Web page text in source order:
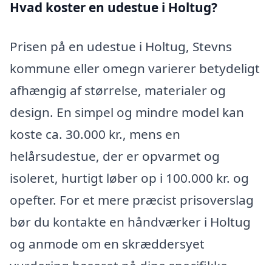
Hvad koster en udestue i Holtug?
Prisen på en udestue i Holtug, Stevns
kommune eller omegn varierer betydeligt
afhængig af størrelse, materialer og
design. En simpel og mindre model kan
koste ca. 30.000 kr., mens en
helårsudestue, der er opvarmet og
isoleret, hurtigt løber op i 100.000 kr. og
opefter. For et mere præcist prisoverslag
bør du kontakte en håndværker i Holtug
og anmode om en skræddersyet